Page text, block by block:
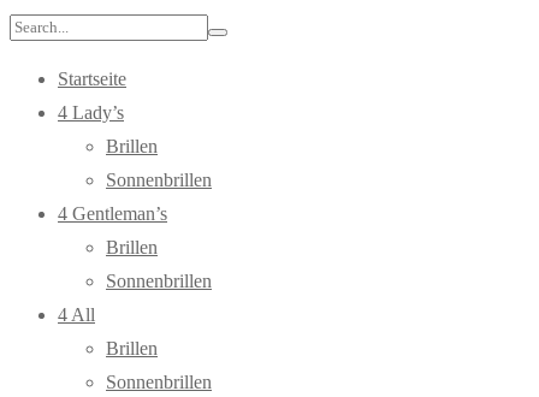
Search
Startseite
4 Lady’s
Brillen
Sonnenbrillen
4 Gentleman’s
Brillen
Sonnenbrillen
4 All
Brillen
Sonnenbrillen